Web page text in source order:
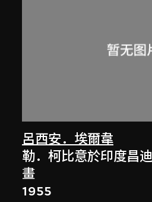
呂西安．埃爾韋
勒．柯比意於印度昌
畫
1955